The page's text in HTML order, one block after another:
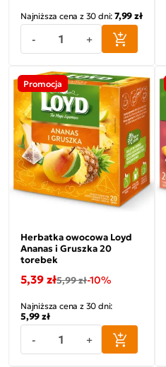
Najniższa cena z 30 dni:7,99 zł
- +
Promocja
Herbatka owocowa Loyd
Ananas i Gruszka 20
torebek
5,39 zł5,99 zł-10%
Najniższa cena z 30 dni:
5,99 zł
- +